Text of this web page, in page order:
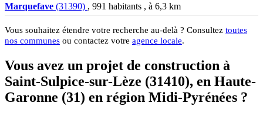
Marquefave (31390) , 991 habitants , à 6,3 km
Vous souhaitez étendre votre recherche au-delà ? Consultez toutes
nos communes ou contactez votre agence locale.
Vous avez un projet de construction à
Saint-Sulpice-sur-Lèze (31410), en Haute-
Garonne (31) en région Midi-Pyrénées ?